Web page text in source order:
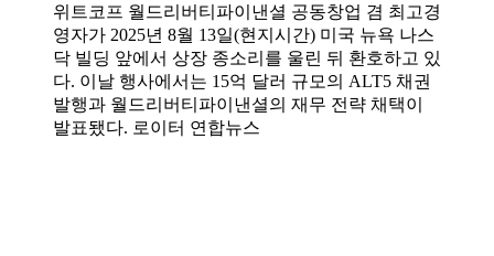
위트코프 월드리버티파이낸셜 공동창업 겸 최고경
영자가 2025년 8월 13일(현지시간) 미국 뉴욕 나스
닥 빌딩 앞에서 상장 종소리를 울린 뒤 환호하고 있
다. 이날 행사에서는 15억 달러 규모의 ALT5 채권
발행과 월드리버티파이낸셜의 재무 전략 채택이
발표됐다. 로이터 연합뉴스